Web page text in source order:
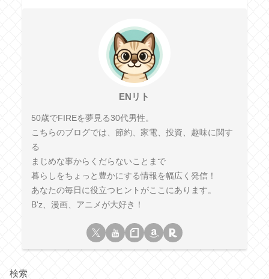
ENリト
50歳でFIREを夢見る30代男性。
こちらのブログでは、節約、家電、投資、趣味に関す
る
まじめな事からくだらないことまで
暮らしをちょっと豊かにする情報を幅広く発信！
あなたの毎日に役立つヒントがここにあります。
B'z、漫画、アニメが大好き！
検索